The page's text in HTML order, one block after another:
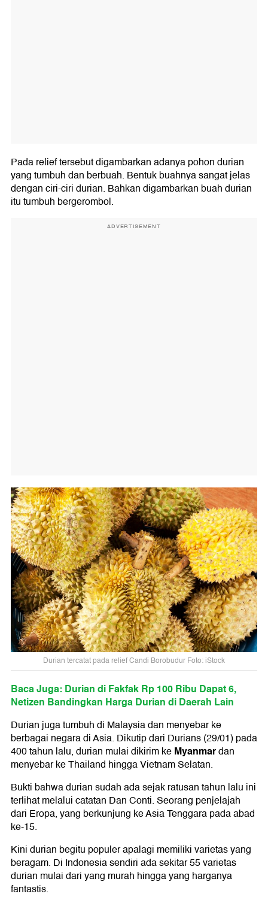
Pada relief tersebut digambarkan adanya pohon durian
yang tumbuh dan berbuah. Bentuk buahnya sangat jelas
dengan ciri-ciri durian. Bahkan digambarkan buah durian
itu tumbuh bergerombol.
ADVERTISEMENT
Durian tercatat pada relief Candi Borobudur Foto: iStock
Baca Juga: Durian di Fakfak Rp 100 Ribu Dapat 6,
Netizen Bandingkan Harga Durian di Daerah Lain
Durian juga tumbuh di Malaysia dan menyebar ke
berbagai negara di Asia. Dikutip dari Durians (29/01) pada
400 tahun lalu, durian mulai dikirim keMyanmardan
menyebar ke Thailand hingga Vietnam Selatan.
Bukti bahwa durian sudah ada sejak ratusan tahun lalu ini
terlihat melalui catatan Dan Conti. Seorang penjelajah
dari Eropa, yang berkunjung ke Asia Tenggara pada abad
ke-15.
Kini durian begitu populer apalagi memiliki varietas yang
beragam. Di Indonesia sendiri ada sekitar 55 varietas
durian mulai dari yang murah hingga yang harganya
fantastis.